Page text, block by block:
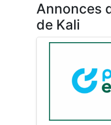
Annonces
de Kali